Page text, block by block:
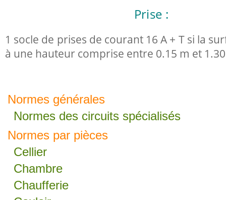
Prise :
1 socle de prises de courant 16 A + T si la
à une hauteur comprise entre 0.15 m et
Normes générales
Normes des circuits spécialisés
Normes par pièces
Cellier
Chambre
Chaufferie